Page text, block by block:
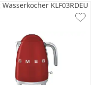
KLF03RDEU